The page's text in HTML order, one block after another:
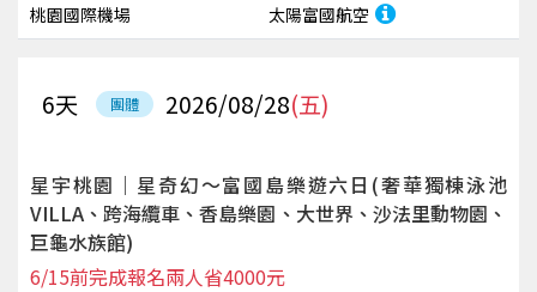
桃園國際機場 太陽富國航空
團體 2026/08/28(五)
6天
星宇桃園｜星奇幻～富國島樂遊六日(奢華獨棟泳池
VILLA、跨海纜車、香島樂園、大世界、沙法里動物園、
巨龜水族館)
6/15前完成報名兩人省4000元